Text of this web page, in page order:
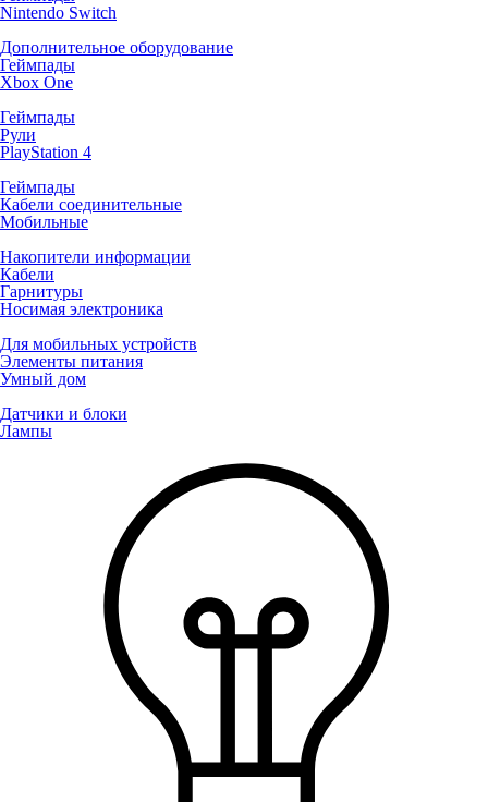
Nintendo Switch
Дополнительное оборудование
Геймпады
Xbox One
Геймпады
Рули
PlayStation 4
Геймпады
Кабели соединительные
Мобильные
Накопители информации
Кабели
Гарнитуры
Носимая электроника
Для мобильных устройств
Элементы питания
Умный дом
Датчики и блоки
Лампы